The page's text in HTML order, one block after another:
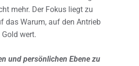
mehr. Der Fokus liegt zu
das Warum, auf den Antrieb
wert.
und persönlichen Ebene zu